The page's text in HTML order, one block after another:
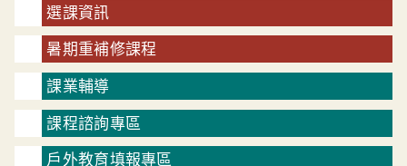
選課資訊
暑期重補修課程
課業輔導
課程諮詢專區
戶外教育填報專區